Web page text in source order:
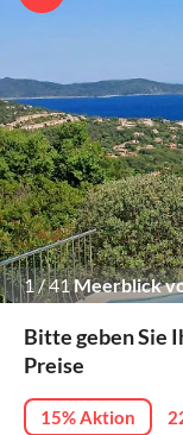
1/41Meerblick
Bitte geben Sie
Preise
15% Aktion